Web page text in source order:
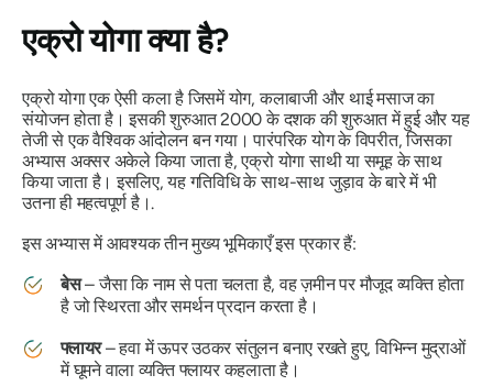
एक्रो योगा क्या है?
एक्रो योगा एक ऐसी कला है जिसमें योग, कलाबाजी और थाई मसाज का
संयोजन होता है। इसकी शुरुआत 2000 के दशक की शुरुआत में हुई और यह
तेजी से एक वैश्विक आंदोलन बन गया। पारंपरिक योग के विपरीत, जिसका
अभ्यास अक्सर अकेले किया जाता है, एक्रो योगा साथी या समूह के साथ
किया जाता है। इसलिए, यह गतिविधि के साथ-साथ जुड़ाव के बारे में भी
उतना ही महत्वपूर्ण है।.
इस अभ्यास में आवश्यक तीन मुख्य भूमिकाएँ इस प्रकार हैं:
बेस– जैसा कि नाम से पता चलता है, वह ज़मीन पर मौजूद व्यक्ति होता
है जो स्थिरता और समर्थन प्रदान करता है।
फ्लायर– हवा में ऊपर उठकर संतुलन बनाए रखते हुए, विभिन्न मुद्राओं
में घूमने वाला व्यक्ति फ्लायर कहलाता है।